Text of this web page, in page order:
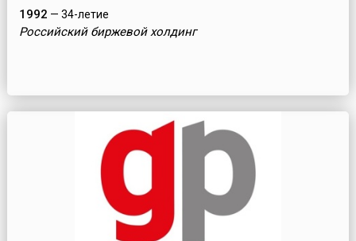
1992 — 34-летие
Российский биржевой холдинг